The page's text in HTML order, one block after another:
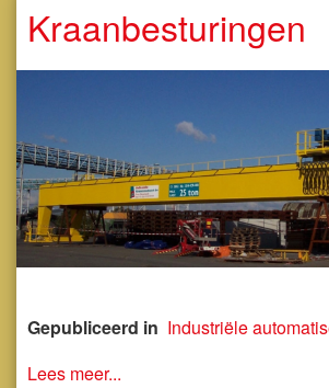
Kraanbesturingen
Gepubliceerd in Industriële
Lees meer...